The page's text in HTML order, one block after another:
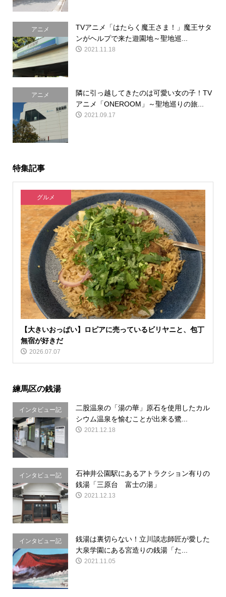
アニメ
TVアニメ「はたらく魔王さま！」魔王サタ
ンがヘルプで来た遊園地～聖地巡...
2021.11.18
アニメ
隣に引っ越してきたのは可愛い女の子！TV
アニメ「ONEROOM」～聖地巡りの旅...
2021.09.17
特集記事
グルメ
【大きいおっぱい】ロピアに売っているビリヤニと、包丁
無宿が好きだ
2026.07.07
練馬区の銭湯
インタビュー記
事
二股温泉の「湯の華」原石を使用したカル
シウム温泉を愉むことが出来る鷺...
2021.12.18
インタビュー記
事
石神井公園駅にあるアトラクション有りの
銭湯「三原台 富士の湯」
2021.12.13
インタビュー記
事
銭湯は裏切らない！立川談志師匠が愛した
大泉学園にある宮造りの銭湯「た...
2021.11.05